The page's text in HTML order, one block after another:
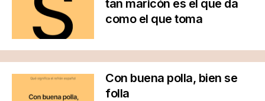
tan maricón es el que da
como el que toma
Con buena polla, bien se
folla